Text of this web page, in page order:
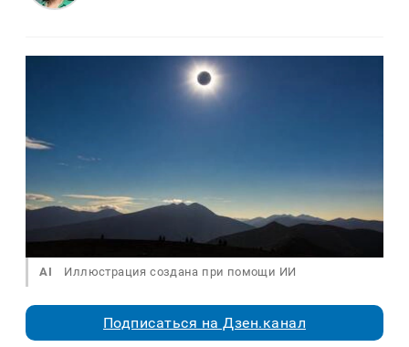
AI Иллюстрация создана при помощи ИИ
Подписаться на Дзен.канал